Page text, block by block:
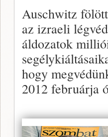
Auschwitz
az izraeli
áldozatok
hogy
2012 februárja